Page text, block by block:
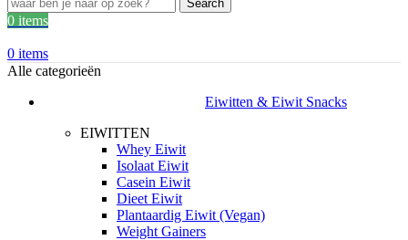
Search
0 items
0 items
Alle categorieën
Eiwitten & Eiwit Snacks
EIWITTEN
Whey Eiwit
Isolaat Eiwit
Casein Eiwit
Dieet Eiwit
Plantaardig Eiwit (Vegan)
Weight Gainers